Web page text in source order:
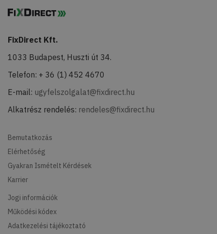
FixDirect Kft.
1033 Budapest, Huszti út 34.
Telefon: + 36 (1) 452 4670
E-mail: ugyfelszolgalat@fixdirect.hu
Alkatrész rendelés: rendeles@fixdirect.hu
Bemutatkozás
Elérhetőség
Gyakran Ismételt Kérdések
Karrier
Jogi információk
Működési kódex
Adatkezelési tájékoztató